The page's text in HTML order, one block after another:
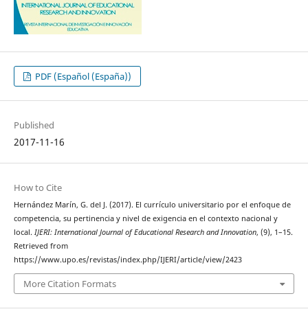
PDF (Español (España))
Published
2017-11-16
How to Cite
Hernández Marín, G. del J. (2017). El currículo universitario por el enfoque de
competencia, su pertinencia y nivel de exigencia en el contexto nacional y
local. IJERI: International Journal of Educational Research and Innovation, (9), 1–15.
Retrieved from
https://www.upo.es/revistas/index.php/IJERI/article/view/2423
More Citation Formats